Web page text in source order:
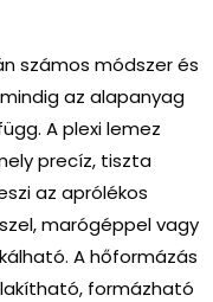
számos módszer és
az alapanyag
A plexi lemez
precíz, tiszta
az aprólékos
marógéppel vagy
A hőformázás
formázható